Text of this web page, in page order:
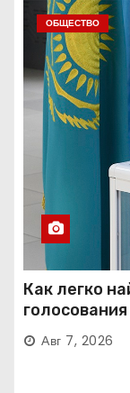
ОБЩЕСТВО
Как легко
голосования
Авг 7, 2026